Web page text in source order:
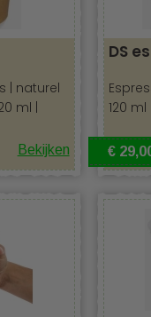
| naturel
ml |
Bekijken
DS
120
€